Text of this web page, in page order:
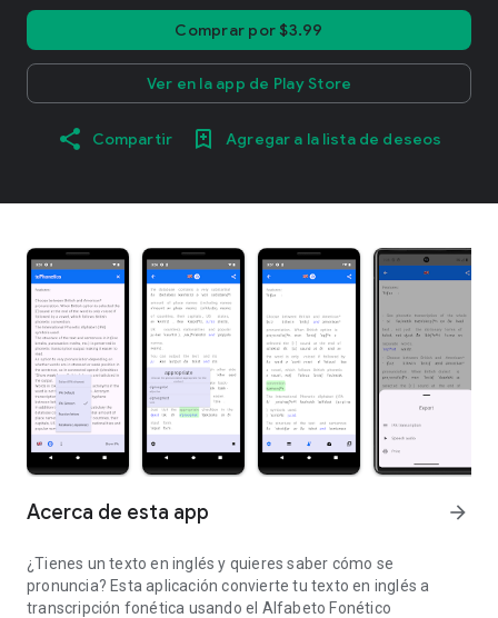
Comprar por $3.99
Ver en la app de Play Store
Compartir Agregar a la lista de deseos
Acerca de esta app arrow_forward
¿Tienes un texto en inglés y quieres saber cómo se
pronuncia? Esta aplicación convierte tu texto en inglés a
transcripción fonética usando el Alfabeto Fonético